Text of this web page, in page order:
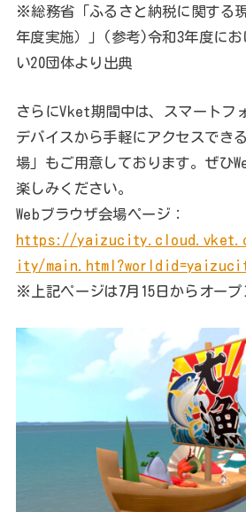
※総務省「ふるさと納税に関する
年度実施）」(参考)令和3年度にお
い20団体より出典
さらにVket期間中は、スマートフ
デバイスから手軽にアクセスでき
場」もご用意しております。ぜひ
楽しみください。
Webブラウザ会場ページ：
https://
ity/
※上記ページは7月15日からオープ